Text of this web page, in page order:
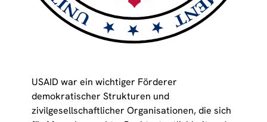
USAID war ein wichtiger Förderer
demokratischer Strukturen und
zivilgesellschaftlicher Organisationen, die sich